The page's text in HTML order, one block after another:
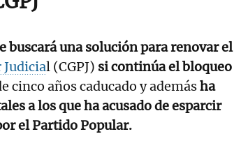
buscará una solución para renovar el
Judicial (CGPJ) si continúa el bloqueo
cinco años caducado y ademásha
a los que ha acusado de esparcir
el Partido Popular.